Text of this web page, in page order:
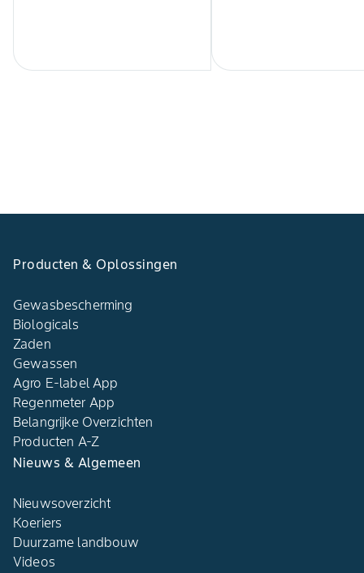
Producten & Oplossingen
Gewasbescherming
Biologicals
Zaden
Gewassen
Agro E-label App
Regenmeter App
Belangrijke Overzichten
Producten A-Z
Nieuws & Algemeen
Nieuwsoverzicht
Koeriers
Duurzame landbouw
Videos